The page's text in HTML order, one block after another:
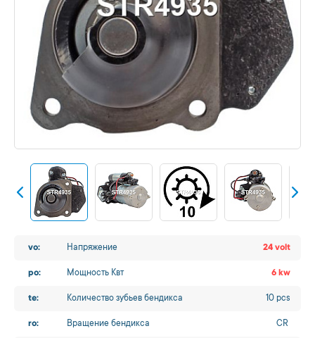
vo: Напряжение 24 volt
po: Мощность Квт 6 kw
te: Количество зубьев бендикса 10 pcs
ro: Вращение бендикса CR